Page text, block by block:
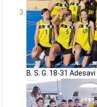
B. S. G. 18-31 Adesavi